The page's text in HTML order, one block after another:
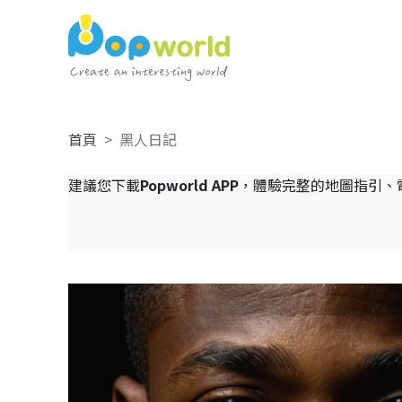
首頁 黑人日記
建議您下載Popworld APP，體驗完整的地圖指引